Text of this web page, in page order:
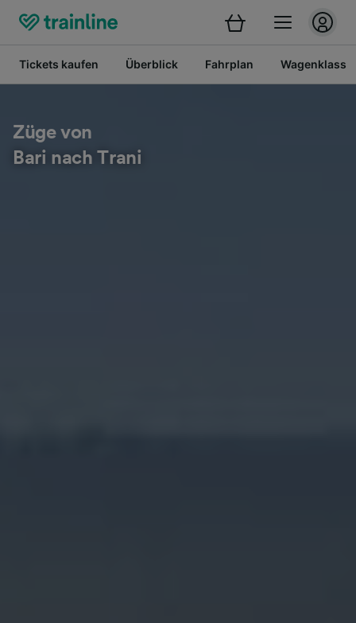
Tickets kaufen Überblick Fahrplan
Züge von
Bari nach Trani